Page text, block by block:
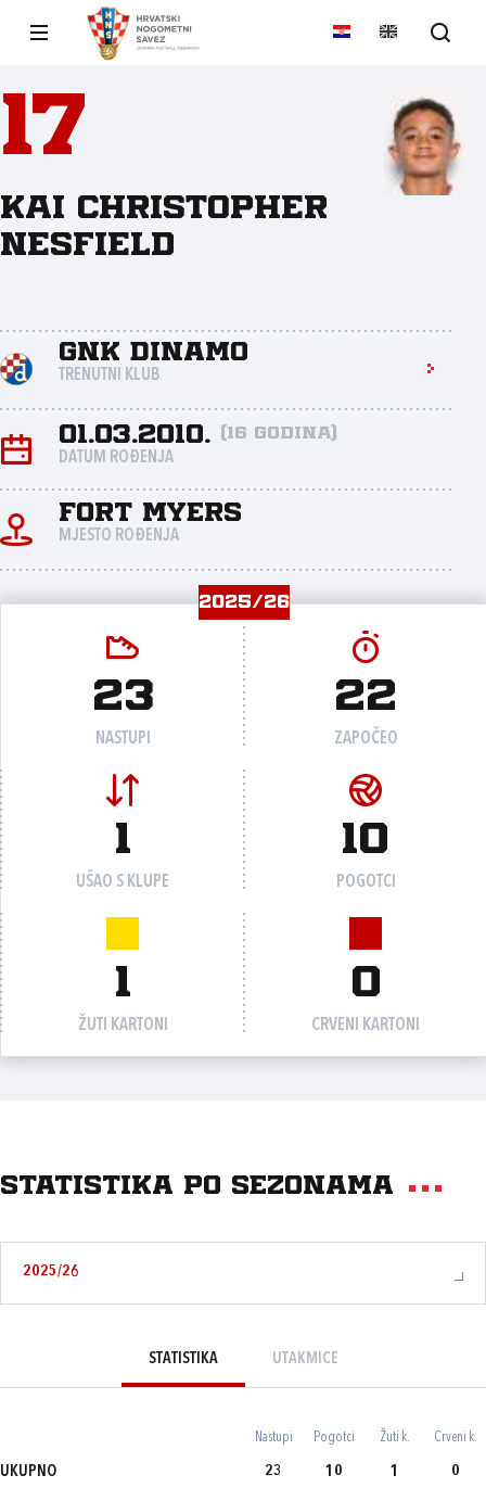
17
Kai Christopher
Nesfield
GNK Dinamo
TRENUTNI KLUB
01.03.2010. (16 godina)
DATUM ROĐENJA
Fort Myers
MJESTO ROĐENJA
2025/26
23
NASTUPI
22
ZAPOČEO
1
UŠAO S KLUPE
10
POGOTCI
1
ŽUTI KARTONI
0
CRVENI KARTONI
Statistika po sezonama
2025/26
STATISTIKA UTAKMICE
Nastupi Pogotci Žuti k. Crveni k.
UKUPNO 23 10 1 0